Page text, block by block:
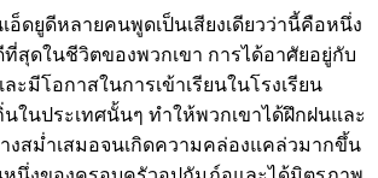
อ็ดยูดีหลายคนพูดเป็นเสียงเดียวว่านี้คือหนึ่ง
สุดในชีวิตของพวกเขา การได้อาศัยอยู่กับ
มีโอกาสในการเข้าเรียนในโรงเรียน
ในประเทศนั้นๆ ทำให้พวกเขาได้ฝึกฝนและ
งสม่ำเสมอจนเกิดความคล่องแคล่วมากขึ้น